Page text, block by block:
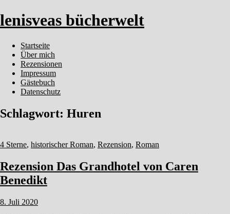
lenisveas bücherwelt
Startseite
Über mich
Rezensionen
Impressum
Gästebuch
Datenschutz
Schlagwort: Huren
4 Sterne, historischer Roman, Rezension, Roman
Rezension Das Grandhotel von Caren
Benedikt
8. Juli 2020